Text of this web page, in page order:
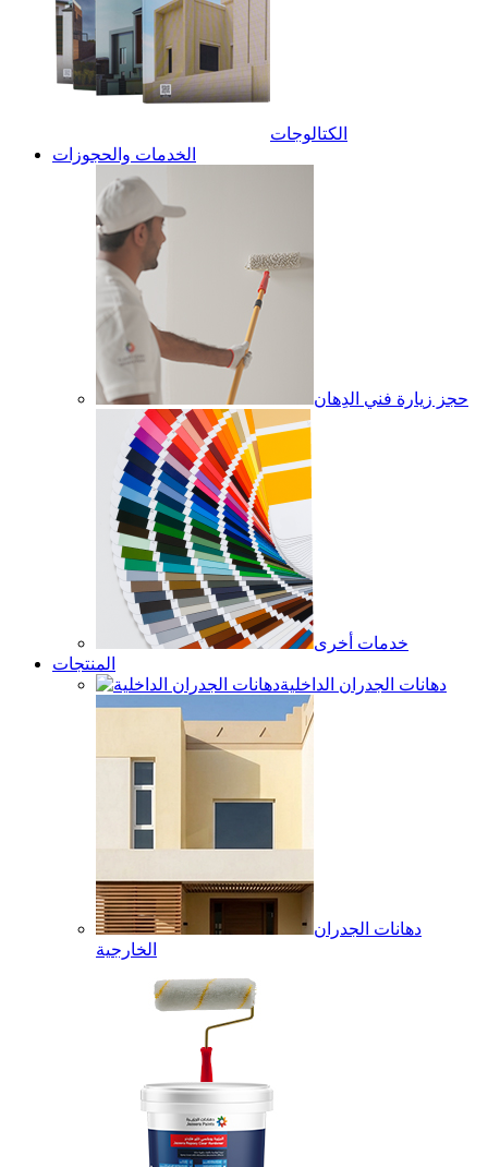
الكتالوجات
الخدمات والحجوزات
حجز زيارة فني الدِهان
خدمات أخرى
المنتجات
دهانات الجدران الداخلية
دهانات الجدران
الخارجية